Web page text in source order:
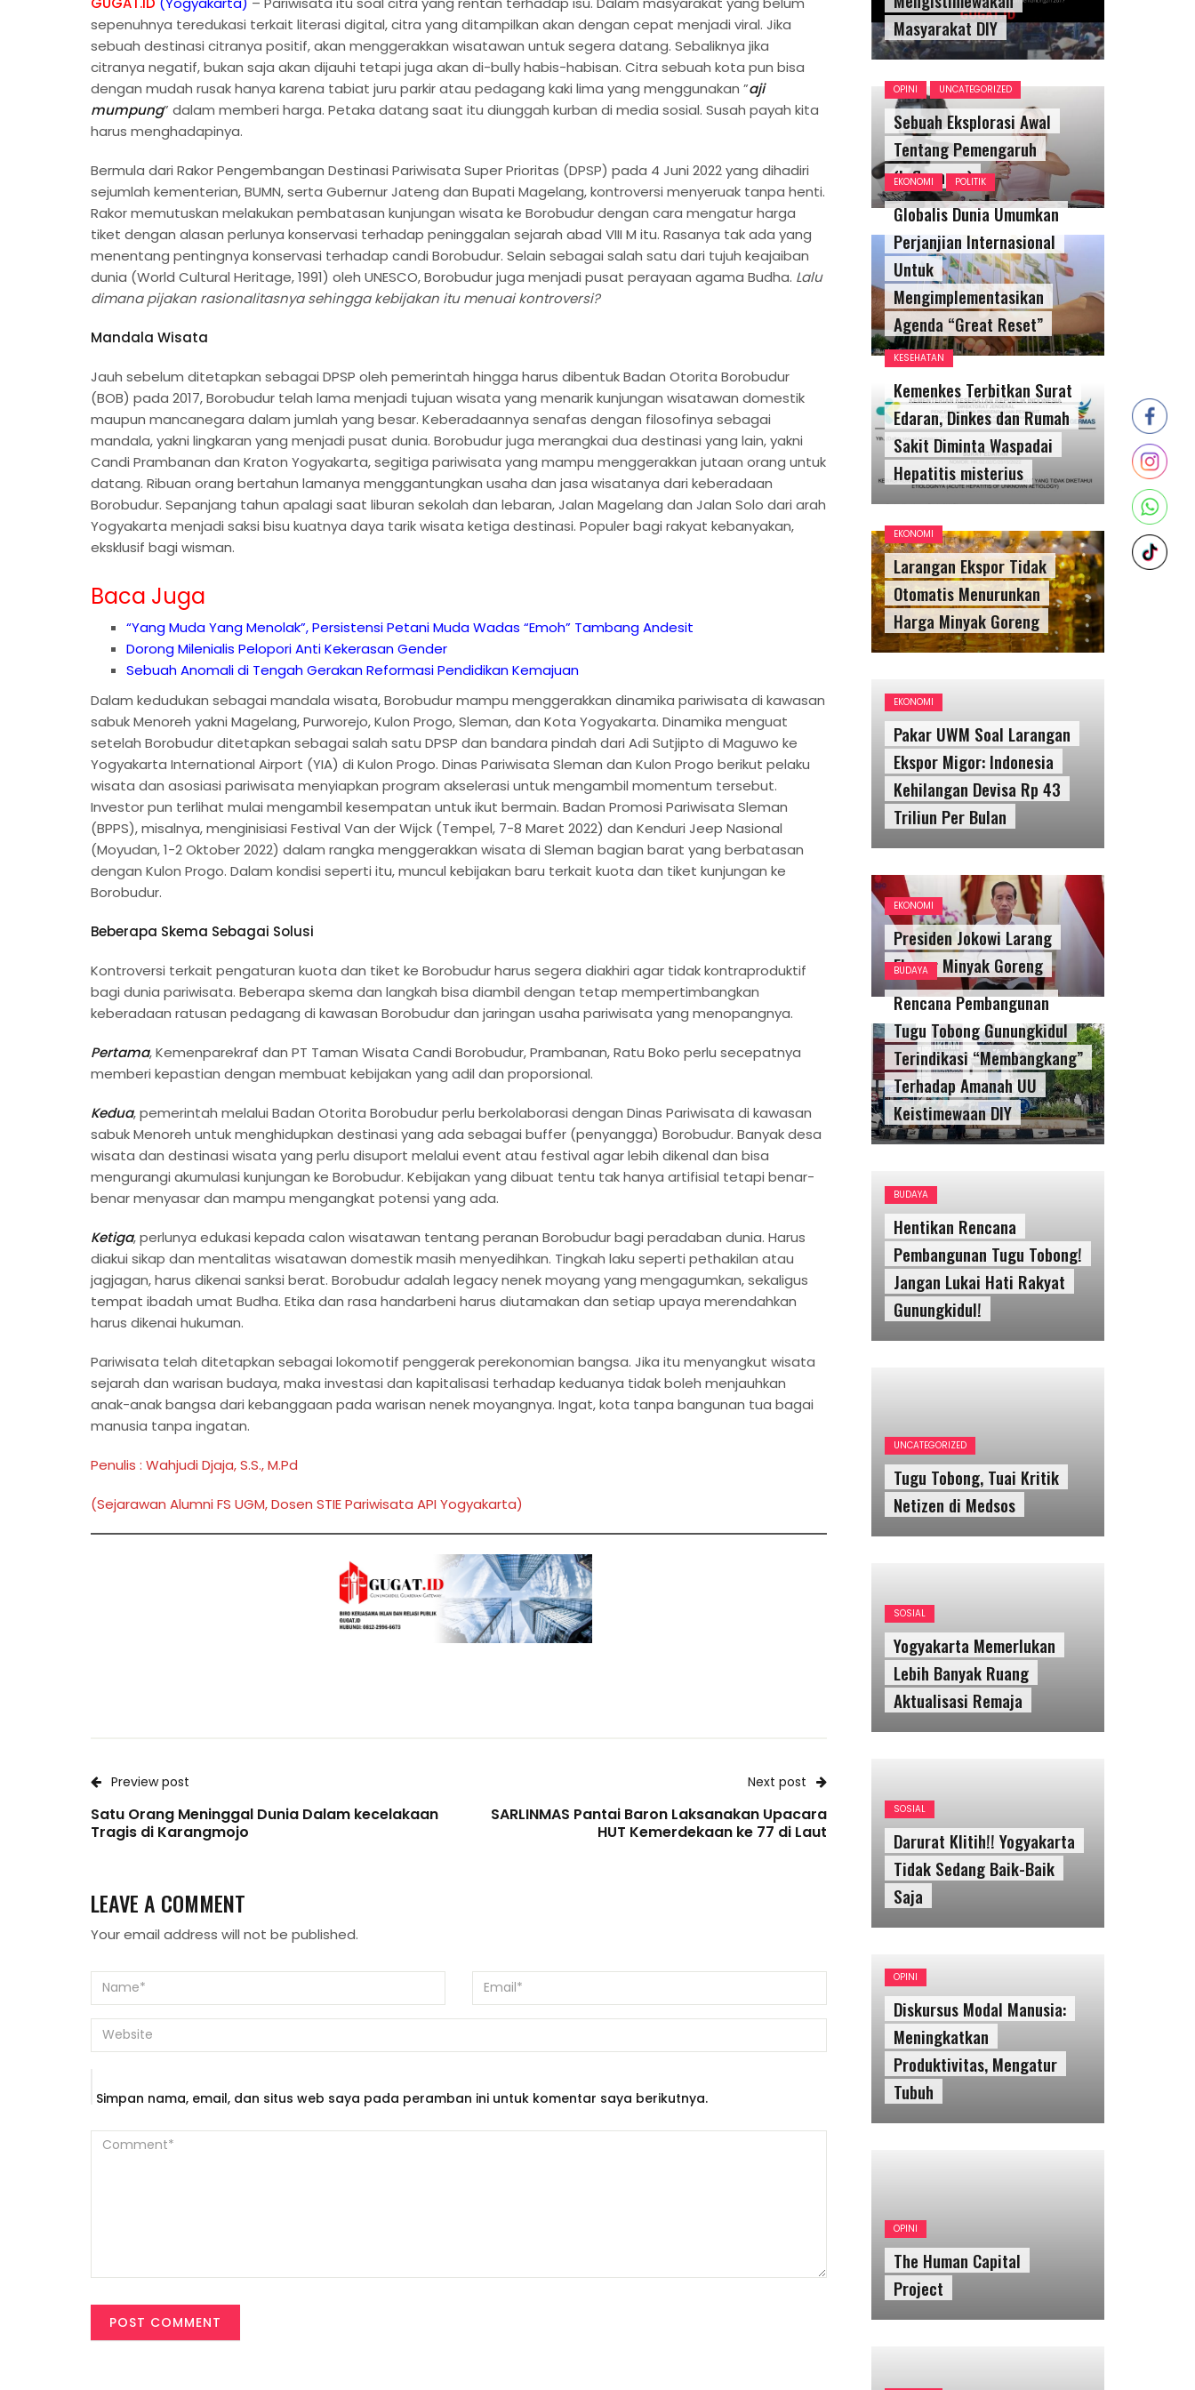
sepenuhnya teredukasi terkait literasi digital, citra yang ditampilkan akan dengan cepat menjadi viral. Jika
sebuah destinasi citranya positif, akan menggerakkan wisatawan untuk segera datang. Sebaliknya jika
citranya negatif, bukan saja akan dijauhi tetapi juga akan di-bully habis-habisan. Citra sebuah kota pun bisa
dengan mudah rusak hanya karena tabiat juru parkir atau pedagang kaki lima yang menggunakan ”aji
mumpung” dalam memberi harga. Petaka datang saat itu diunggah kurban di media sosial. Susah payah kita
harus menghadapinya.
Bermula dari Rakor Pengembangan Destinasi Pariwisata Super Prioritas (DPSP) pada 4 Juni 2022 yang dihadiri
sejumlah kementerian, BUMN, serta Gubernur Jateng dan Bupati Magelang, kontroversi menyeruak tanpa henti.
Rakor memutuskan melakukan pembatasan kunjungan wisata ke Borobudur dengan cara mengatur harga
tiket dengan alasan perlunya konservasi terhadap peninggalan sejarah abad VIII M itu. Rasanya tak ada yang
menentang pentingnya konservasi terhadap candi Borobudur. Selain sebagai salah satu dari tujuh keajaiban
dunia (World Cultural Heritage, 1991) oleh UNESCO, Borobudur juga menjadi pusat perayaan agama Budha. Lalu
dimana pijakan rasionalitasnya sehingga kebijakan itu menuai kontroversi?
Mandala Wisata
Jauh sebelum ditetapkan sebagai DPSP oleh pemerintah hingga harus dibentuk Badan Otorita Borobudur
(BOB) pada 2017, Borobudur telah lama menjadi tujuan wisata yang menarik kunjungan wisatawan domestik
maupun mancanegara dalam jumlah yang besar. Keberadaannya senafas dengan filosofinya sebagai
mandala, yakni lingkaran yang menjadi pusat dunia. Borobudur juga merangkai dua destinasi yang lain, yakni
Candi Prambanan dan Kraton Yogyakarta, segitiga pariwisata yang mampu menggerakkan jutaan orang untuk
datang. Ribuan orang bertahun lamanya menggantungkan usaha dan jasa wisatanya dari keberadaan
Borobudur. Sepanjang tahun apalagi saat liburan sekolah dan lebaran, Jalan Magelang dan Jalan Solo dari arah
Yogyakarta menjadi saksi bisu kuatnya daya tarik wisata ketiga destinasi. Populer bagi rakyat kebanyakan,
eksklusif bagi wisman.
Baca Juga
“Yang Muda Yang Menolak”, Persistensi Petani Muda Wadas “Emoh” Tambang Andesit
Dorong Milenialis Pelopori Anti Kekerasan Gender
Sebuah Anomali di Tengah Gerakan Reformasi Pendidikan Kemajuan
Dalam kedudukan sebagai mandala wisata, Borobudur mampu menggerakkan dinamika pariwisata di kawasan
sabuk Menoreh yakni Magelang, Purworejo, Kulon Progo, Sleman, dan Kota Yogyakarta. Dinamika menguat
setelah Borobudur ditetapkan sebagai salah satu DPSP dan bandara pindah dari Adi Sutjipto di Maguwo ke
Yogyakarta International Airport (YIA) di Kulon Progo. Dinas Pariwisata Sleman dan Kulon Progo berikut pelaku
wisata dan asosiasi pariwisata menyiapkan program akselerasi untuk mengambil momentum tersebut.
Investor pun terlihat mulai mengambil kesempatan untuk ikut bermain. Badan Promosi Pariwisata Sleman
(BPPS), misalnya, menginisiasi Festival Van der Wijck (Tempel, 7-8 Maret 2022) dan Kenduri Jeep Nasional
(Moyudan, 1-2 Oktober 2022) dalam rangka menggerakkan wisata di Sleman bagian barat yang berbatasan
dengan Kulon Progo. Dalam kondisi seperti itu, muncul kebijakan baru terkait kuota dan tiket kunjungan ke
Borobudur.
Beberapa Skema Sebagai Solusi
Kontroversi terkait pengaturan kuota dan tiket ke Borobudur harus segera diakhiri agar tidak kontraproduktif
bagi dunia pariwisata. Beberapa skema dan langkah bisa diambil dengan tetap mempertimbangkan
keberadaan ratusan pedagang di kawasan Borobudur dan jaringan usaha pariwisata yang menopangnya.
Pertama, Kemenparekraf dan PT Taman Wisata Candi Borobudur, Prambanan, Ratu Boko perlu secepatnya
memberi kepastian dengan membuat kebijakan yang adil dan proporsional.
Kedua, pemerintah melalui Badan Otorita Borobudur perlu berkolaborasi dengan Dinas Pariwisata di kawasan
sabuk Menoreh untuk menghidupkan destinasi yang ada sebagai buffer (penyangga) Borobudur. Banyak desa
wisata dan destinasi wisata yang perlu disuport melalui event atau festival agar lebih dikenal dan bisa
mengurangi akumulasi kunjungan ke Borobudur. Kebijakan yang dibuat tentu tak hanya artifisial tetapi benar-
benar menyasar dan mampu mengangkat potensi yang ada.
Ketiga, perlunya edukasi kepada calon wisatawan tentang peranan Borobudur bagi peradaban dunia. Harus
diakui sikap dan mentalitas wisatawan domestik masih menyedihkan. Tingkah laku seperti pethakilan atau
jagjagan, harus dikenai sanksi berat. Borobudur adalah legacy nenek moyang yang mengagumkan, sekaligus
tempat ibadah umat Budha. Etika dan rasa handarbeni harus diutamakan dan setiap upaya merendahkan
harus dikenai hukuman.
Pariwisata telah ditetapkan sebagai lokomotif penggerak perekonomian bangsa. Jika itu menyangkut wisata
sejarah dan warisan budaya, maka investasi dan kapitalisasi terhadap keduanya tidak boleh menjauhkan
anak-anak bangsa dari kebanggaan pada warisan nenek moyangnya. Ingat, kota tanpa bangunan tua bagai
manusia tanpa ingatan.
Penulis : Wahjudi Djaja, S.S., M.Pd
(Sejarawan Alumni FS UGM, Dosen STIE Pariwisata API Yogyakarta)
Preview post
Satu Orang Meninggal Dunia Dalam kecelakaan
Tragis di Karangmojo
Next post
SARLINMAS Pantai Baron Laksanakan Upacara
HUT Kemerdekaan ke 77 di Laut
LEAVE A COMMENT
Your email address will not be published.
Simpan nama, email, dan situs web saya pada peramban ini untuk komentar saya berikutnya.
Masyarakat DIY
OPINI UNCATEGORIZED
Sebuah Eksplorasi Awal
Tentang Pemengaruh
(Influencer)
EKONOMI POLITIK
Globalis Dunia Umumkan
Perjanjian Internasional
Untuk
Mengimplementasikan
Agenda “Great Reset”
KESEHATAN
Kemenkes Terbitkan Surat
Edaran, Dinkes dan Rumah
Sakit Diminta Waspadai
Hepatitis misterius
EKONOMI
Larangan Ekspor Tidak
Otomatis Menurunkan
Harga Minyak Goreng
EKONOMI
Pakar UWM Soal Larangan
Ekspor Migor: Indonesia
Kehilangan Devisa Rp 43
Triliun Per Bulan
EKONOMI
Presiden Jokowi Larang
Ekspor Minyak Goreng
BUDAYA
Rencana Pembangunan
Tugu Tobong Gunungkidul
Terindikasi “Membangkang”
Terhadap Amanah UU
Keistimewaan DIY
BUDAYA
Pembangunan Tugu Tobong!
Jangan Lukai Hati Rakyat
Gunungkidul!
SOSIAL
Yogyakarta Memerlukan
Lebih Banyak Ruang
SOSIAL
Darurat Klitih!! Yogyakarta
OPINI
Diskursus Modal Manusia:
Meningkatkan
OPINI
EKONOMI
NTP Naik, Petani
Mendapatkan Keuntungan